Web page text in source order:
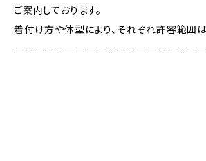
ご案内しております。
着付け方や体型により、それぞれ許容範囲は
＝＝＝＝＝＝＝＝＝＝＝＝＝＝＝＝＝＝